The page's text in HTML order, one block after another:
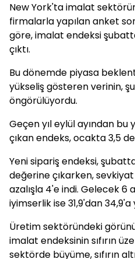
New York'ta imalat
firmalarla yapılan anket
göre, imalat endeksi
çıktı.
Bu dönemde piyasa
yükseliş gösteren verinin,
öngörülüyordu.
Geçen yıl eylül ayından
çıkan endeks, ocakta 3,5
Yeni sipariş endeksi,
değerine çıkarken,
azalışla 4'e indi. Gelecek 6
iyimserlik ise 31,9'dan 34,9'a
Üretim sektöründeki
imalat endeksinin sıfırın
sektörde büyüme, sıfırın